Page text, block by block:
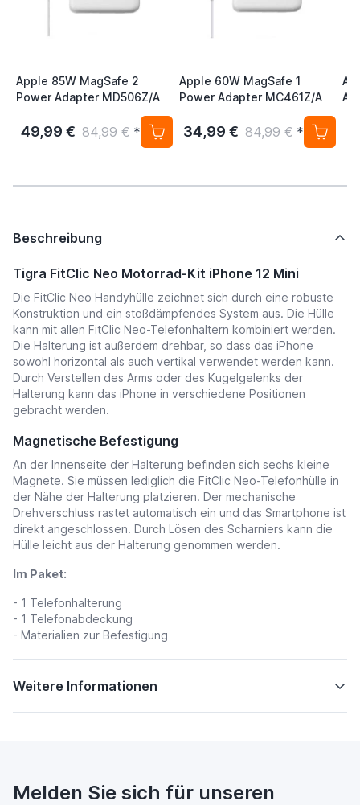
Apple 85W MagSafe 2
Power Adapter MD506Z/A
49,99 € 84,99 € *
Apple 60W MagSafe 1
Power Adapter MC461Z/A
34,99 € 84,99 € *
Beschreibung
Tigra FitClic Neo Motorrad-Kit iPhone 12 Mini
Die FitClic Neo Handyhülle zeichnet sich durch eine robuste
Konstruktion und ein stoßdämpfendes System aus. Die Hülle
kann mit allen FitClic Neo-Telefonhaltern kombiniert werden.
Die Halterung ist außerdem drehbar, so dass das iPhone
sowohl horizontal als auch vertikal verwendet werden kann.
Durch Verstellen des Arms oder des Kugelgelenks der
Halterung kann das iPhone in verschiedene Positionen
gebracht werden.
Magnetische Befestigung
An der Innenseite der Halterung befinden sich sechs kleine
Magnete. Sie müssen lediglich die FitClic Neo-Telefonhülle in
der Nähe der Halterung platzieren. Der mechanische
Drehverschluss rastet automatisch ein und das Smartphone ist
direkt angeschlossen. Durch Lösen des Scharniers kann die
Hülle leicht aus der Halterung genommen werden.
Im Paket:
- 1 Telefonhalterung
- 1 Telefonabdeckung
- Materialien zur Befestigung
Weitere Informationen
Melden Sie sich für unseren